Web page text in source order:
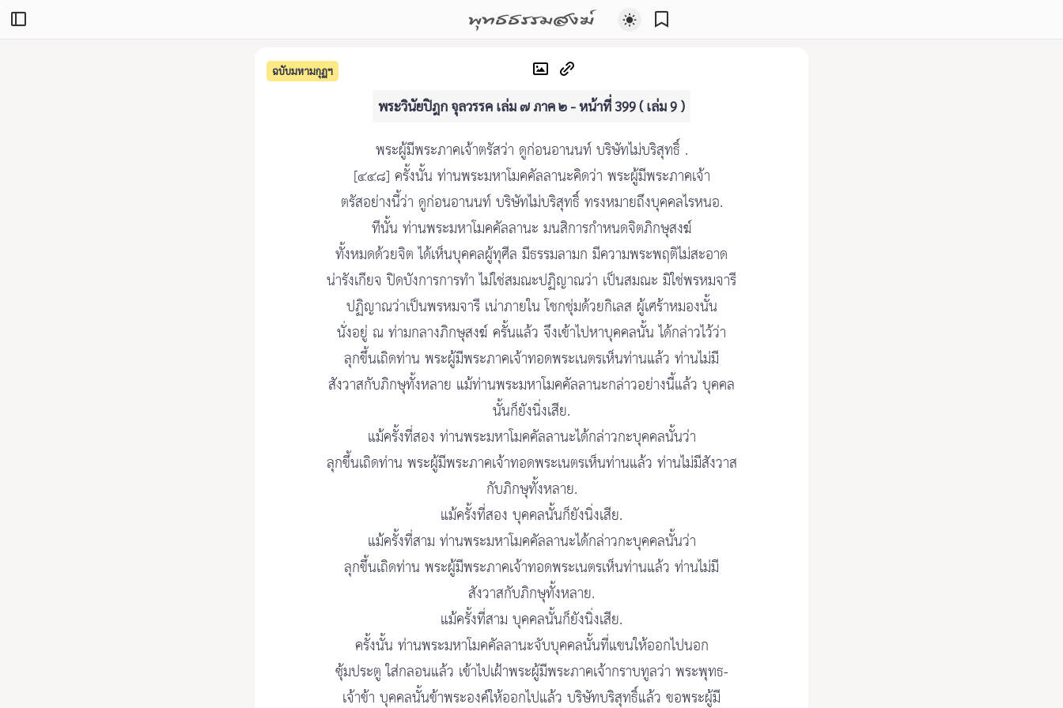
พุทธธรรมสงฆ์
ฉบับมหามกุฏฯ
พระวินัยปิฎก จุลวรรค เล่ม ๗ ภาค ๒ - หน้าที่ 399 ( เล่ม 9 )
พระผู้มีพระภาคเจ้าตรัสว่า ดูก่อนอานนท์ บริษัทไม่บริสุทธิ์ .
[๔๔๘] ครั้งนั้น ท่านพระมหาโมคคัลลานะคิดว่า พระผู้มีพระภาคเจ้า
ตรัสอย่างนี้ว่า ดูก่อนอานนท์ บริษัทไม่บริสุทธิ์ ทรงหมายถึงบุคคลไรหนอ.
ทีนั้น ท่านพระมหาโมคคัลลานะ มนสิการกำหนดจิตภิกษุสงฆ์
ทั้งหมดด้วยจิต ได้เห็นบุคคลผู้ทุศีล มีธรรมลามก มีความพระพฤติไม่สะอาด
น่ารังเกียจ ปิดบังการการทำ ไม่ใช่สมณะปฏิญาณว่า เป็นสมณะ มิใช่พรหมจารี
ปฏิญาณว่าเป็นพรหมจารี เน่าภายใน โชกชุ่มด้วยกิเลส ผู้เศร้าหมองนั้น
นั่งอยู่ ณ ท่ามกลางภิกษุสงฆ์ ครั้นแล้ว จึงเข้าไปหาบุคคลนั้น ได้กล่าวไว้ว่า
ลุกขึ้นเถิดท่าน พระผู้มีพระภาคเจ้าทอดพระเนตรเห็นท่านแล้ว ท่านไม่มี
สังวาสกับภิกษุทั้งหลาย แม้ท่านพระมหาโมคคัลลานะกล่าวอย่างนี้แล้ว บุคคล
นั้นก็ยังนิ่งเสีย.
แม้ครั้งที่สอง ท่านพระมหาโมคคัลลานะได้กล่าวกะบุคคลนั้นว่า
ลุกขึ้นเถิดท่าน พระผู้มีพระภาคเจ้าทอดพระเนตรเห็นท่านแล้ว ท่านไม่มีสังวาส
กับภิกษุทั้งหลาย.
แม้ครั้งที่สอง บุคคลนั้นก็ยังนิ่งเสีย.
แม้ครั้งที่สาม ท่านพระมหาโมคคัลลานะได้กล่าวกะบุคคลนั้นว่า
ลุกขึ้นเถิดท่าน พระผู้มีพระภาคเจ้าทอดพระเนตรเห็นท่านแล้ว ท่านไม่มี
สังวาสกับภิกษุทั้งหลาย.
แม้ครั้งที่สาม บุคคลนั้นก็ยังนิ่งเสีย.
ครั้งนั้น ท่านพระมหาโมคคัลลานะจับบุคคลนั้นที่แขนให้ออกไปนอก
ซุ้มประตู ใส่กลอนแล้ว เข้าไปเฝ้าพระผู้มีพระภาคเจ้ากราบทูลว่า พระพุทธ-
เจ้าข้า บุคคลนั้นข้าพระองค์ให้ออกไปแล้ว บริษัทบริสุทธิ์แล้ว ขอพระผู้มี